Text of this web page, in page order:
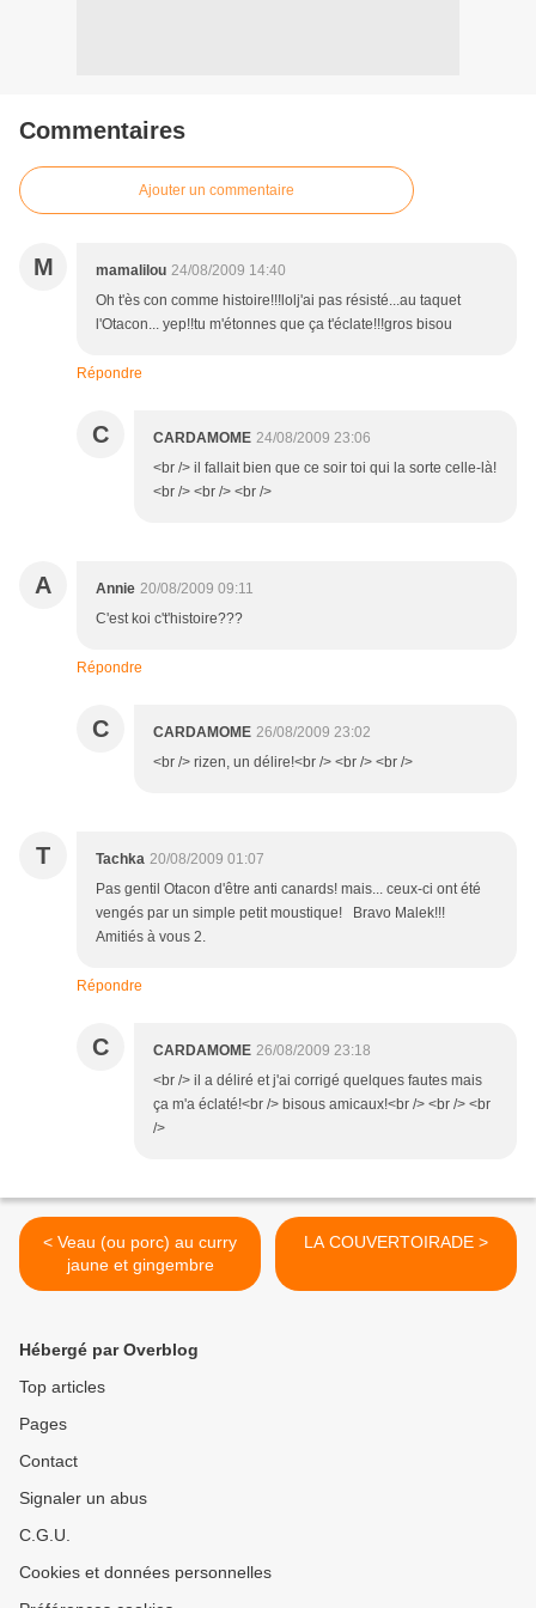
Commentaires
Ajouter un commentaire
M mamalilou 24/08/2009 14:40
Oh t'ès con comme histoire!!!lolj'ai pas résisté...au taquet
l'Otacon... yep!!tu m'étonnes que ça t'éclate!!!gros bisou
Répondre
C CARDAMOME 24/08/2009 23:06
<br /> il fallait bien que ce soir toi qui la sorte celle-là!
<br /> <br /> <br />
A Annie 20/08/2009 09:11
C'est koi c't'histoire???
Répondre
C CARDAMOME 26/08/2009 23:02
<br /> rizen, un délire!<br /> <br /> <br />
T Tachka 20/08/2009 01:07
Pas gentil Otacon d'être anti canards! mais... ceux-ci ont été
vengés par un simple petit moustique! Bravo Malek!!!
Amitiés à vous 2.
Répondre
C CARDAMOME 26/08/2009 23:18
<br /> il a déliré et j'ai corrigé quelques fautes mais
ça m'a éclaté!<br /> bisous amicaux!<br /> <br /> <br
/>
< Veau (ou porc) au curry
jaune et gingembre
LA COUVERTOIRADE >
Hébergé par Overblog
Top articles
Pages
Contact
Signaler un abus
C.G.U.
Cookies et données personnelles